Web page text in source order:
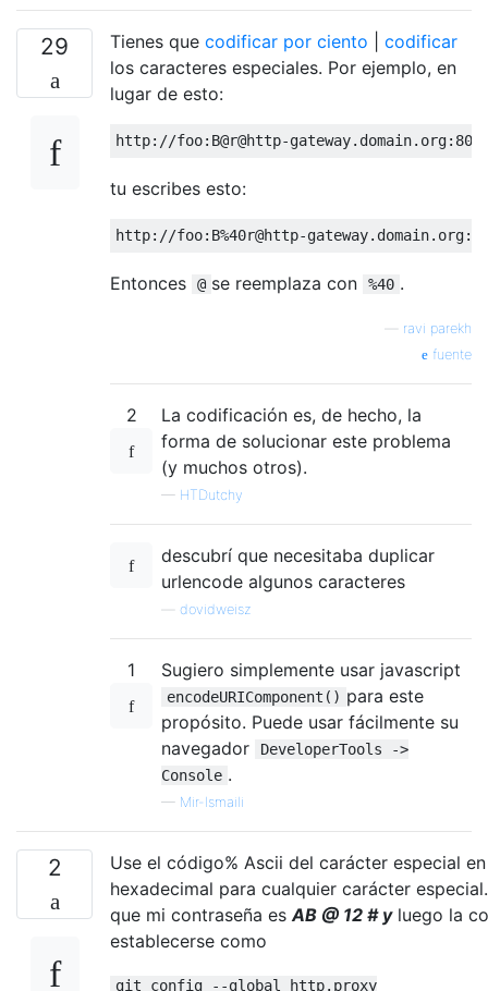
29 Tienes que codificar por ciento
codificar
los caracteres especiales. Por ejemplo, en
lugar de esto:
tu escribes esto:
Entonces @ se reemplaza con %40 .
ravi parekh
fuente
2
La codificación es, de hecho, la
forma de solucionar este problema
(y muchos otros).
— HTDutchy
descubrí que necesitaba duplicar
urlencode algunos caracteres
dovidweisz
1 Sugiero simplemente usar javascript
encodeURIComponent() para este
propósito. Puede usar fácilmente su
navegador
DeveloperTools ->
Console .
— Mir-Ismaili
2
Use el código% Ascii del carácter especial
hexadecimal para cualquier carácter
que mi contraseña esAB @ 12 # yluego la
establecerse como
git config --global http.proxy